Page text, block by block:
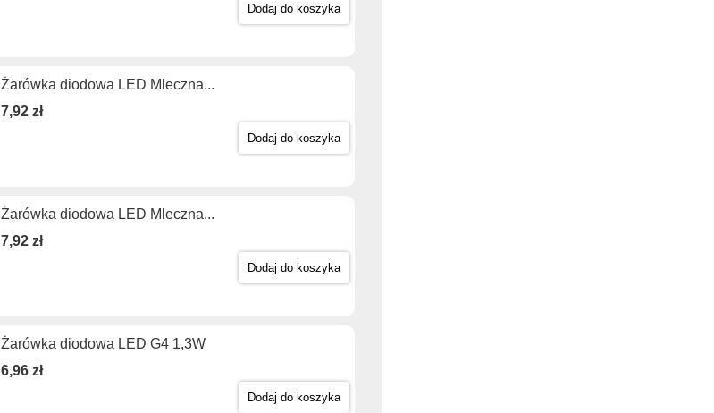
Dodaj do koszyka
Żarówka diodowa LED Mleczna...
7,92 zł
Dodaj do koszyka
Żarówka diodowa LED Mleczna...
7,92 zł
Dodaj do koszyka
Żarówka diodowa LED G4 1,3W
6,96 zł
Dodaj do koszyka